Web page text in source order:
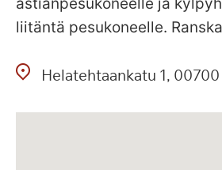
liitäntä pesukoneelle.
Helatehtaankatu 1 00700